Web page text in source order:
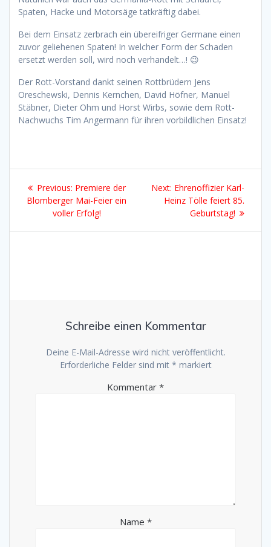
Spaten, Hacke und Motorsäge tatkräftig dabei.
Bei dem Einsatz zerbrach ein übereifriger Germane einen
zuvor geliehenen Spaten! In welcher Form der Schaden
ersetzt werden soll, wird noch verhandelt…! 😉
Der Rott-Vorstand dankt seinen Rottbrüdern Jens
Oreschewski, Dennis Kernchen, David Höfner, Manuel
Stäbner, Dieter Ohm und Horst Wirbs, sowie dem Rott-
Nachwuchs Tim Angermann für ihren vorbildlichen Einsatz!
Beitragsnavigation
Previous: Previous
post:
Premiere der
Blomberger Mai-Feier ein
voller Erfolg!
Next: Next
post:
Ehrenoffizier Karl-
Heinz Tölle feiert 85.
Geburtstag!
Schreibe einen Kommentar
Deine E-Mail-Adresse wird nicht veröffentlicht.
Erforderliche Felder sind mit * markiert
Kommentar *
Name *